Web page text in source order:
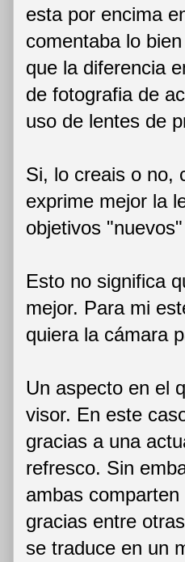
esta por encima
comentaba lo
que la diferencia
de fotografia de
uso de lentes de
Si, lo creais o no,
exprime mejor la
objetivos
Esto no significa
mejor. Para mi
quiera la cámara
Un aspecto en el
visor. En este
gracias a una
refresco. Sin
ambas
gracias entre
se traduce en un